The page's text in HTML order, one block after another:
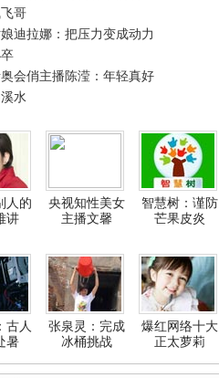
哥
迪拉娜：把压力变成动力
会俏主播陈滢：年轻真好
水
人的
讲
央视知性美女
主播文馨
智慧树：谨防
芒果皮炎
古人
暑
张泉灵：完成
冰桶挑战
爆红网络十大
正太萝莉